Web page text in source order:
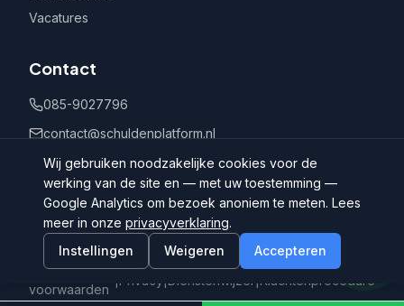
Vacatures
Contact
085-9027796
contact@schuldenplatform.nl
Postbus 802, 7400 AV Deventer
©
Schuldenplatform.nl
Algemene
voorwaarden
|Privacy |Dienstenwijzer |Klachtenprocedure
Wij gebruiken noodzakelijke cookies voor de
werking van de site en — met uw toestemming —
Google Analytics om bezoek anoniem te meten. Lees
meer in onze privacyverklaring.
Instellingen
Weigeren Accepteren